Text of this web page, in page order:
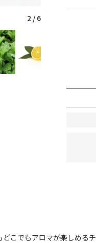
2 / 6
こでもアロマが楽しめるチ